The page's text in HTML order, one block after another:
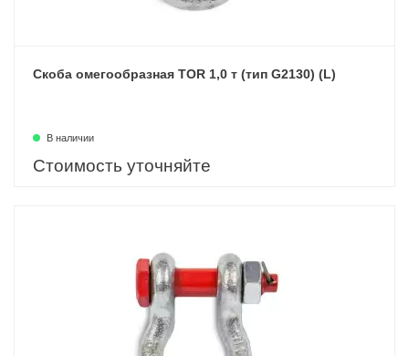
Скоба омегообразная TOR 1,0 т (тип G2130) (L)
В наличии
Стоимость уточняйте